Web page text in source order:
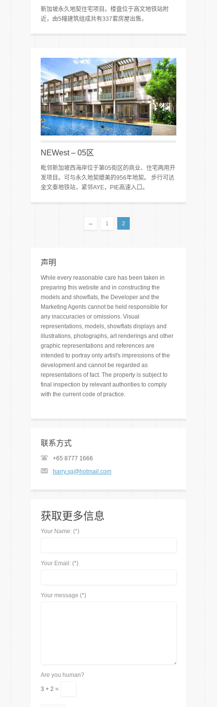
新加坡永久地契住宅项目。楼盘位于高文地铁站附
近，由5幢建筑组成共有337套房屋出售。
NEWest – 05区
毗邻新加坡西海岸位于第05街区的商业、住宅两用开
发项目。可与永久地契媲美的956年地契。 步行可达
金文泰地铁站，紧邻AYE，PIE高速入口。
← 1 2
声明
While every reasonable care has been taken in
preparing this website and in constructing the
models and showflats, the Developer and the
Marketing Agents cannot be held responsible for
any inaccuracies or omissions. Visual
representations, models, showflats displays and
illustrations, photographs, art renderings and other
graphic representations and references are
intended to portray only artist's impressions of the
development and cannot be regarded as
representations of fact. The property is subject to
final inspection by relevant authorities to comply
with the current code of practice.
联系方式
+65 8777 1666
harry.sg@hotmail.com
获取更多信息
Your Name: (*)
Your Email: (*)
Your message (*)
Are you human?
3 + 2 =